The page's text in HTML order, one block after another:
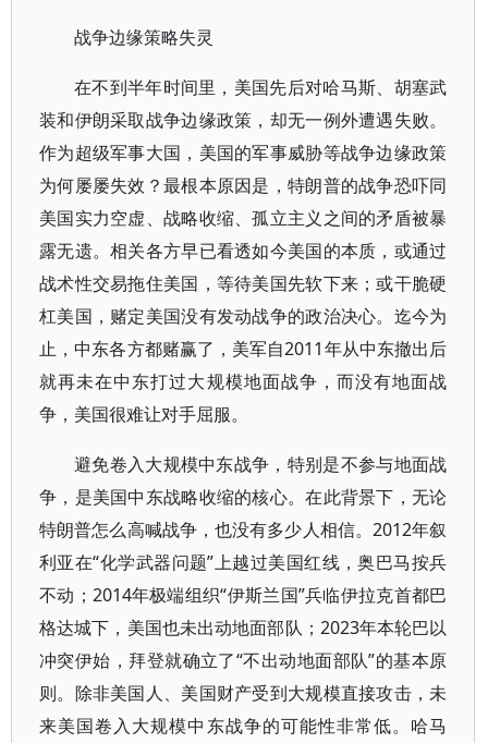
战争边缘策略失灵
在不到半年时间里，美国先后对哈马斯、胡塞武
装和伊朗采取战争边缘政策，却无一例外遭遇失败。
作为超级军事大国，美国的军事威胁等战争边缘政策
为何屡屡失效？最根本原因是，特朗普的战争恐吓同
美国实力空虚、战略收缩、孤立主义之间的矛盾被暴
露无遗。相关各方早已看透如今美国的本质，或通过
战术性交易拖住美国，等待美国先软下来；或干脆硬
杠美国，赌定美国没有发动战争的政治决心。迄今为
止，中东各方都赌赢了，美军自2011年从中东撤出后
就再未在中东打过大规模地面战争，而没有地面战
争，美国很难让对手屈服。
避免卷入大规模中东战争，特别是不参与地面战
争，是美国中东战略收缩的核心。在此背景下，无论
特朗普怎么高喊战争，也没有多少人相信。2012年叙
利亚在“化学武器问题”上越过美国红线，奥巴马按兵
不动；2014年极端组织“伊斯兰国”兵临伊拉克首都巴
格达城下，美国也未出动地面部队；2023年本轮巴以
冲突伊始，拜登就确立了“不出动地面部队”的基本原
则。除非美国人、美国财产受到大规模直接攻击，未
来美国卷入大规模中东战争的可能性非常低。哈马